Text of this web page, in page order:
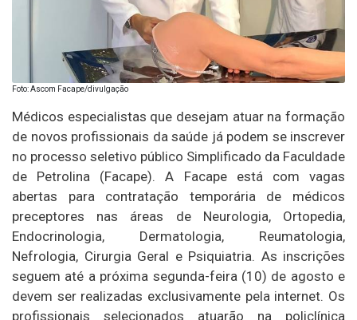
Foto: Ascom Facape/divulgação
Médicos especialistas que desejam atuar na formação
de novos profissionais da saúde já podem se inscrever
no processo seletivo público Simplificado da Faculdade
de Petrolina (Facape). A Facape está com vagas
abertas para contratação temporária de médicos
preceptores nas áreas de Neurologia, Ortopedia,
Endocrinologia, Dermatologia, Reumatologia,
Nefrologia, Cirurgia Geral e Psiquiatria. As inscrições
seguem até a próxima segunda-feira (10) de agosto e
devem ser realizadas exclusivamente pela internet. Os
profissionais selecionados atuarão na policlínica